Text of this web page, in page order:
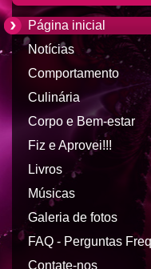
Página inicial
Notícias
Comportamento
Culinária
Corpo e Bem-estar
Fiz e Aprovei!!!
Livros
Músicas
Galeria de fotos
FAQ - Perguntas
Contate-nos